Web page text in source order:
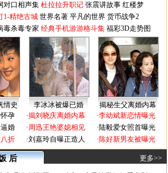
对口相声集 杜拉拉升职记 张震讲故事 红楼梦
1-精绝古城 世界名著 平凡的世界 货币战争2
毒杀毒专家 经典手机游游格斗集 福彩3D走势图
情史 李冰冰被爆已婚
揭秘生父离婚内幕
孕
婚
折
·揭刘晓庆离婚内幕
·周迅王艳婆媳相见
·刘嘉玲自曝正造人
·李幼斌新恋情曝光
·陆毅爱女照首曝光
·陈好新男友被曝光
后 更多>>